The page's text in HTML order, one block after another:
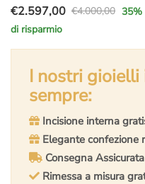
€4.000,00
Il
prezzo
originale
€4.000,00.
€2.597,00
Il
prezzo
attuale
€2.597,00.
35%
di risparmio
I nostri
sempre:
Incisione interna
Elegante confezione
Consegna
Rimessa a misura